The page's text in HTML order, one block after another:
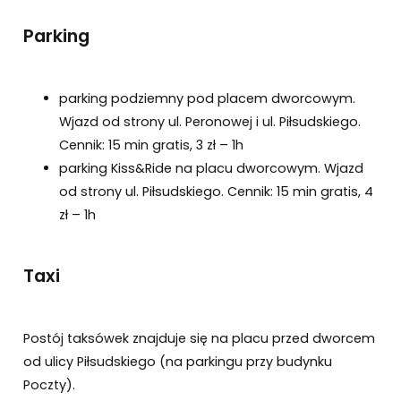
Parking
parking podziemny pod placem dworcowym.
Wjazd od strony ul. Peronowej i ul. Piłsudskiego.
Cennik: 15 min gratis, 3 zł – 1h
parking Kiss&Ride na placu dworcowym. Wjazd
od strony ul. Piłsudskiego. Cennik: 15 min gratis, 4
zł – 1h
Taxi
Postój taksówek znajduje się na placu przed dworcem
od ulicy Piłsudskiego (na parkingu przy budynku
Poczty).